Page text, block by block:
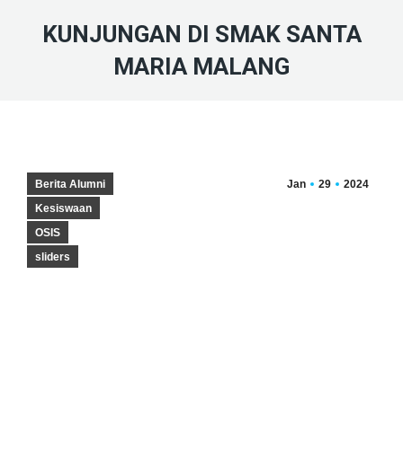
KUNJUNGAN DI SMAK SANTA
MARIA MALANG
Jan 29 2024
Berita Alumni
Kesiswaan
OSIS
sliders